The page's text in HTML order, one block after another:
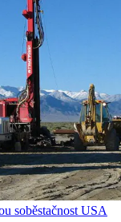
soběstačnost USA